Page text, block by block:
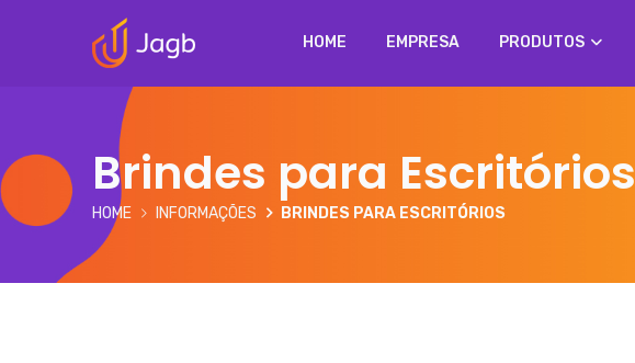
HOME EMPRESA PRODUTOS
Brindes para Escritórios
HOME INFORMAÇÕES BRINDES PARA ESCRITÓRIOS